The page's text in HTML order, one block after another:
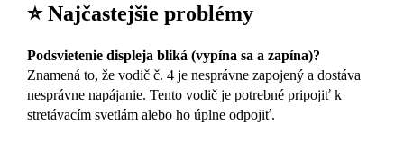
⭐ Najčastejšie problémy
Podsvietenie displeja bliká (vypína sa a zapína)?
Znamená to, že vodič č. 4 je nesprávne zapojený a dostáva
nesprávne napájanie. Tento vodič je potrebné pripojiť k
stretávacím svetlám alebo ho úplne odpojiť.